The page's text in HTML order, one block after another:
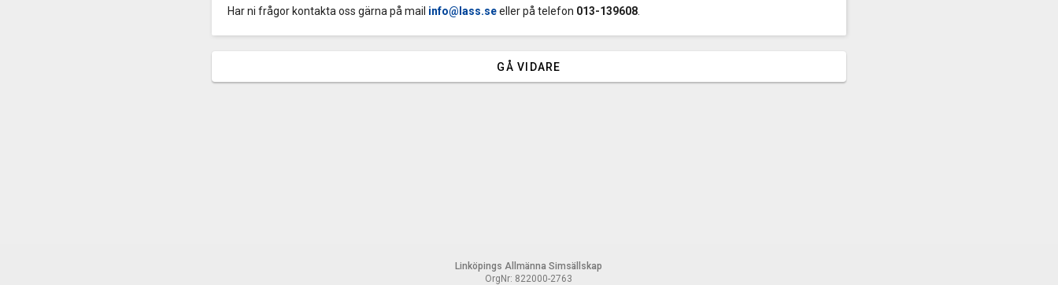
Har ni frågor kontakta oss gärna på mail info@lass.seeller på telefon 013-139608.
GÅ VIDARE
Linköpings Allmänna Simsällskap
OrgNr: 822000-2763